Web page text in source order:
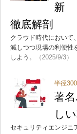
新
徹底解剖
クラウド時代において
減しつつ現場の利便性
しよう。
（2025/9/3）
半径
著
し
セキュリティエンジニ